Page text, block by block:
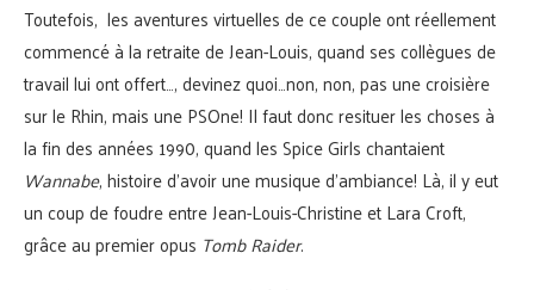
Toutefois, les aventures virtuelles de ce couple ont réellement
commencé à la retraite de Jean-Louis, quand ses collègues de
travail lui ont offert…, devinez quoi…non, non, pas une croisière
sur le Rhin, mais une PSOne! Il faut donc resituer les choses à
la fin des années 1990, quand les Spice Girls chantaient
Wannabe, histoire d’avoir une musique d’ambiance! Là, il y eut
un coup de foudre entre Jean-Louis-Christine et Lara Croft,
grâce au premier opus Tomb Raider.